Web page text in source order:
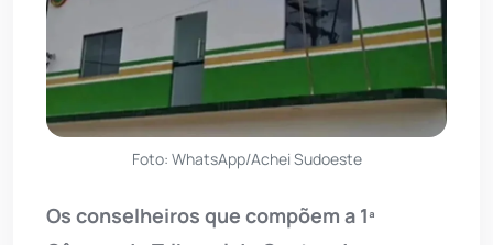
Foto: WhatsApp/Achei Sudoeste
Os conselheiros que compõem a 1ª